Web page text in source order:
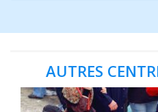
AUTRES